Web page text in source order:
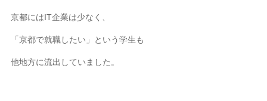
京都にはIT企業は少なく、
「京都で就職したい」という学生も
他地方に流出していました。